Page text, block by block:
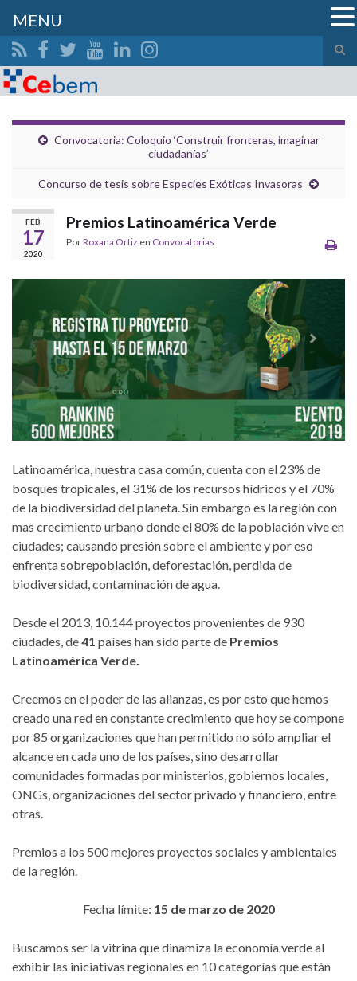
el
Search for:
Convocatoria: Coloquio ‘Construir fronteras, imaginar
ciudadanías’
Concurso de tesis sobre Especies Exóticas Invasoras
FEB
17
2020
Premios Latinoamérica Verde
PorRoxana Ortiz en Convocatorias
Latinoamérica, nuestra casa común, cuenta con el 23% de
bosques tropicales, el 31% de los recursos hídricos y el 70%
de la biodiversidad del planeta. Sin embargo es la región con
mas crecimiento urbano donde el 80% de la población vive en
ciudades; causando presión sobre el ambiente y por eso
enfrenta sobrepoblación, deforestación, perdida de
biodiversidad, contaminación de agua.
Desde el 2013, 10.144 proyectos provenientes de 930
ciudades, de41 países han sido parte de Premios
Latinoamérica Verde.
Creemos en el poder de las alianzas, es por esto que hemos
creado una red en constante crecimiento que hoy se compone
por 85 organizaciones que han permitido no sólo ampliar el
alcance en cada uno de los países, sino desarrollar
comunidades formadas por ministerios, gobiernos locales,
ONGs, organizaciones del sector privado y financiero, entre
otras.
Premios a los 500 mejores proyectos sociales y ambientales
de la región.
Fecha límite: 15 de marzo de 2020
Buscamos ser la vitrina que dinamiza la economía verde al
exhibir las iniciativas regionales en 10 categorías que están
MENU